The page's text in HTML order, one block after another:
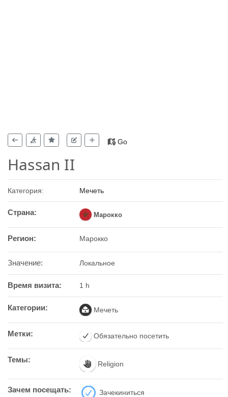
Go
Hassan II
Категория: Мечеть
Страна: Марокко
Регион: Марокко
Значение: Локальное
Время визита: 1 h
Категории: Мечеть
Метки: Обязательно посетить
Темы: Religion
Зачем посещать:
Зачекиниться